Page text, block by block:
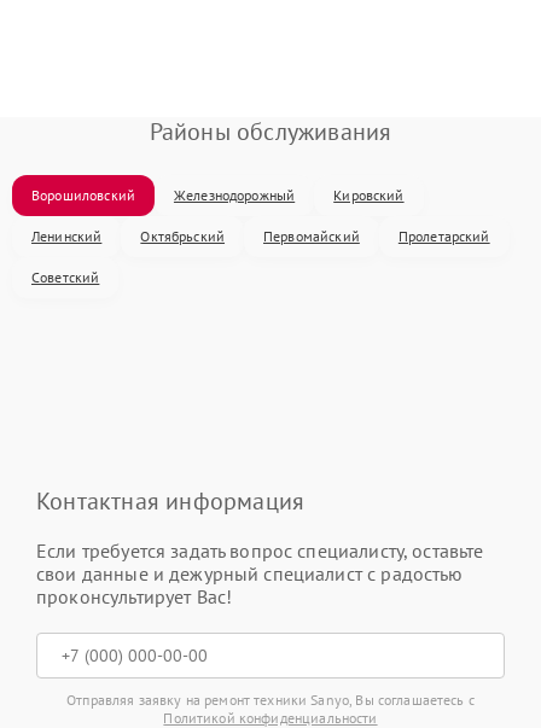
Районы обслуживания
Ворошиловский Железнодорожный Кировский
Ленинский Октябрьский Первомайский Пролетарский
Советский
Контактная информация
Если требуется задать вопрос специалисту, оставьте
свои данные и дежурный специалист с радостью
проконсультирует Вас!
Отправляя заявку на ремонт техники Sanyo, Вы соглашаетесь с
Политикой конфиденциальности